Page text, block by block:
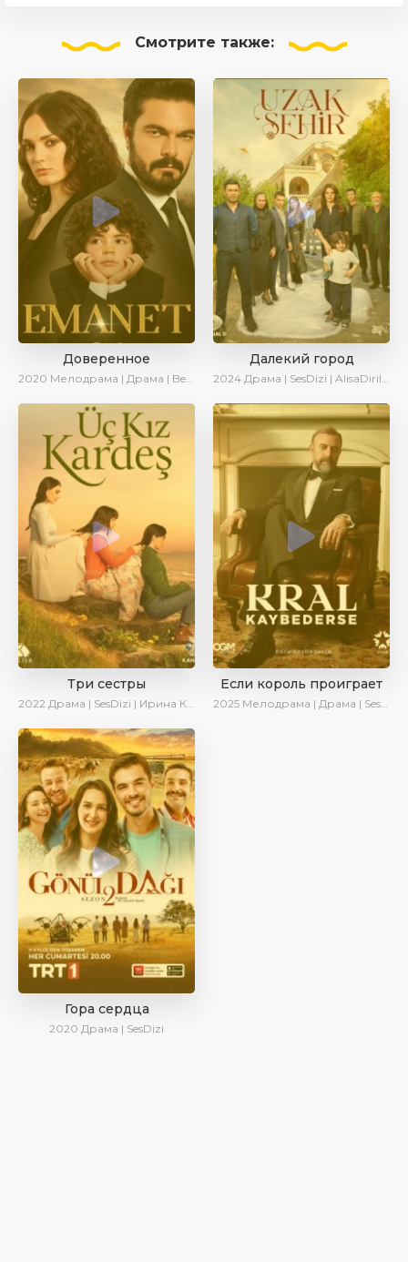
Смотрите также:
Доверенное
2020 Мелодрама | Драма | BeniAffet
Далекий город
2024 Драма | SesDizi | AlisaDirilis | Сериалы 2024
Три сестры
2022 Драма | SesDizi | Ирина Котова | AveTurk
Если король проиграет
2025 Мелодрама | Драма | SesDizi | Ирина Котова | AlisaDirilis | Turok1990 | Новинки | Сериалы 2025
Гора сердца
2020 Драма | SesDizi